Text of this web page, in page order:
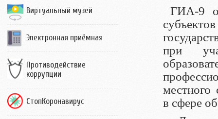
Виртуальный музей
Электронная приёмная
Противодействие
коррупции
СтопКоронавирус
ГИА-9
при
местного
в сфере